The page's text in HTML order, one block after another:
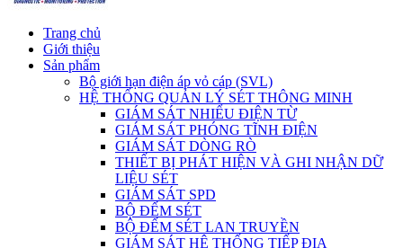
Trang chủ
Giới thiệu
Sản phẩm
Bộ giới hạn điện áp vỏ cáp (SVL)
HỆ THỐNG QUẢN LÝ SÉT THÔNG MINH
GIÁM SÁT NHIỂU ĐIỆN TỪ
GIÁM SÁT PHÓNG TĨNH ĐIỆN
GIÁM SÁT DÒNG RÒ
THIẾT BỊ PHÁT HIỆN VÀ GHI NHẬN DỮ
LIỆU SÉT
GIÁM SÁT SPD
BỘ ĐẾM SÉT
BỘ ĐẾM SÉT LAN TRUYỀN
GIÁM SÁT HỆ THỐNG TIẾP ĐỊA